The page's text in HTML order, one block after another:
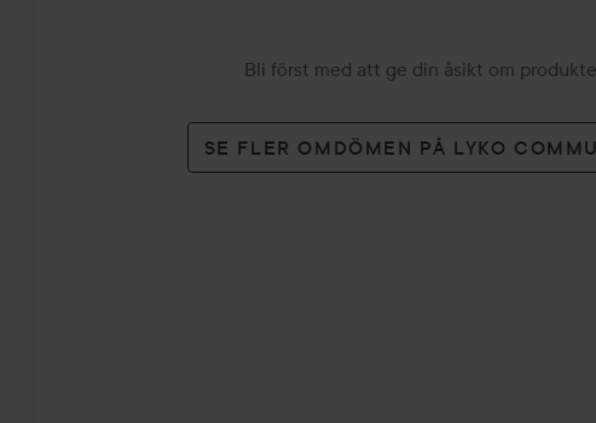
Bli först med att ge din åsikt om
SE FLER OMDÖMEN PÅ LYKO